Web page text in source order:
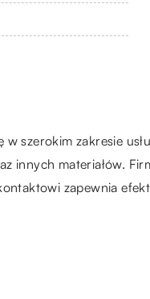
szerokim zakresie
innych materiałów.
zapewnia